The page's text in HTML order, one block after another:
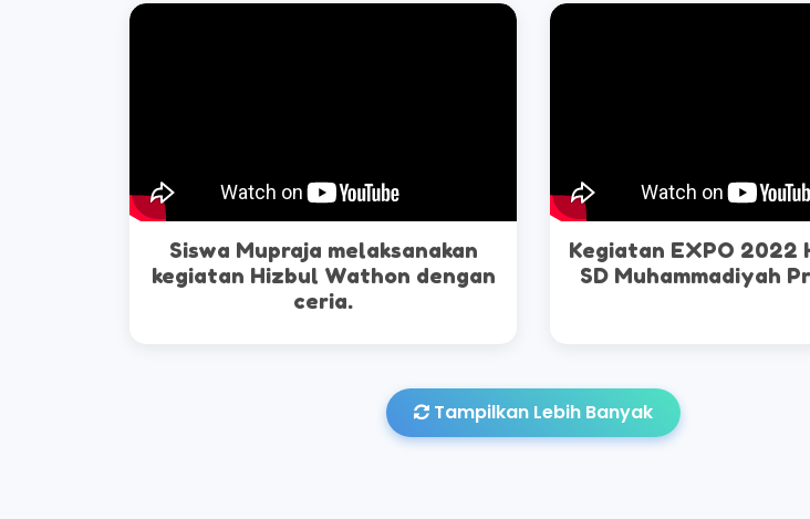
Siswa Mupraja melaksanakan
kegiatan Hizbul Wathon dengan
ceria.
Kegiatan EXPO 2022
SD Muhammadiyah
Tampilkan Lebih Banyak